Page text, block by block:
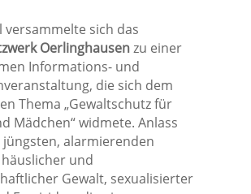
versammelte sich das
Oerlinghausenzu einer
Informations- und
die sich dem
Thema „Gewaltschutz für
Mädchen“ widmete. Anlass
alarmierenden
und
Gewalt, sexualisierter